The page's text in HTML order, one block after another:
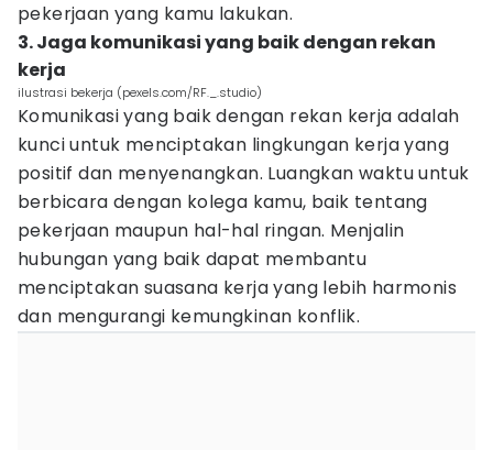
pekerjaan yang kamu lakukan.
3. Jaga komunikasi yang baik dengan rekan
kerja
ilustrasi bekerja (pexels.com/RF._.studio)
Komunikasi yang baik dengan rekan kerja adalah
kunci untuk menciptakan lingkungan kerja yang
positif dan menyenangkan. Luangkan waktu untuk
berbicara dengan kolega kamu, baik tentang
pekerjaan maupun hal-hal ringan. Menjalin
hubungan yang baik dapat membantu
menciptakan suasana kerja yang lebih harmonis
dan mengurangi kemungkinan konflik.